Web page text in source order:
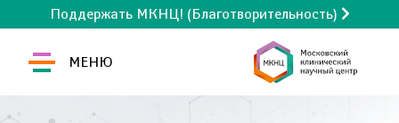
Поддержать МКНЦ! (Благотворительность)
МЕНЮ